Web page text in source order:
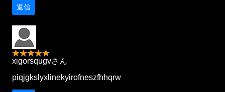
返信
xigorsqugvさん
piqjgkslyxlinekyirofneszfhhqrw